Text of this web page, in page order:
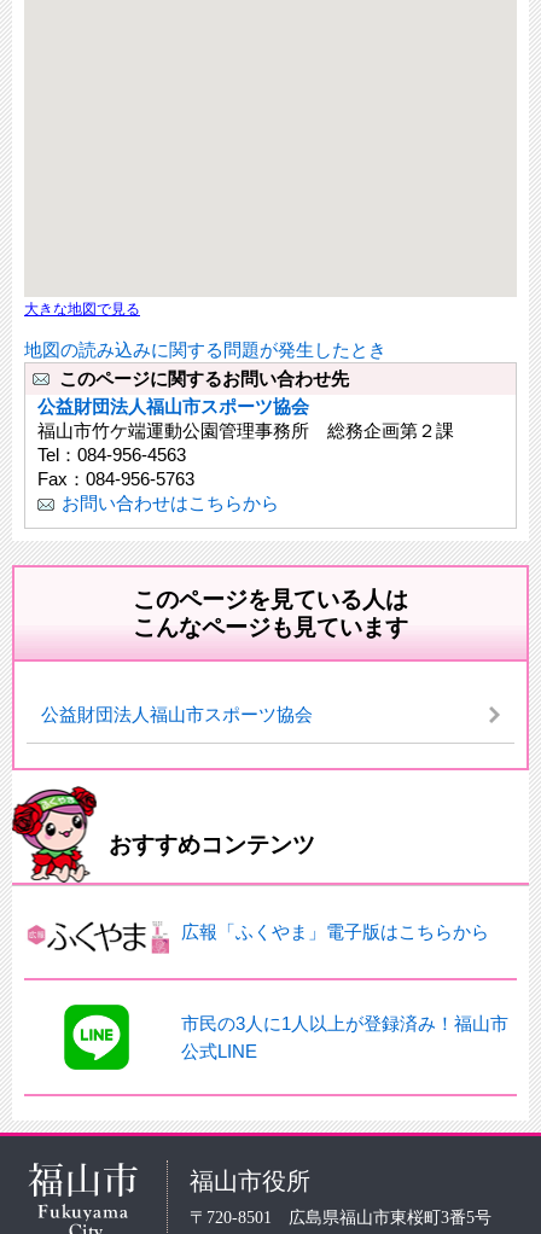
大きな地図で見る
地図の読み込みに関する問題が発生したとき
このページに関するお問い合わせ先
公益財団法人福山市スポーツ協会
福山市竹ケ端運動公園管理事務所 総務企画第２課
Tel：084-956-4563
Fax：084-956-5763
お問い合わせはこちらから
このページを見ている人は
こんなページも見ています
公益財団法人福山市スポーツ協会
おすすめコンテンツ
広報「ふくやま」電子版はこちらから
市民の3人に1人以上が登録済み！福山市
公式LINE
福山市役所
〒720-8501 広島県福山市東桜町3番5号